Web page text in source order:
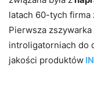
latach 60-tych firma
Pierwsza zszywarka
introligatorniach do
jakości produktów